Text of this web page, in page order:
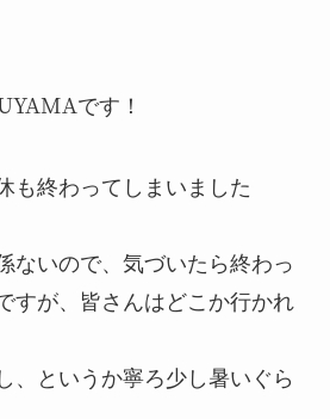
です！
も終わってしまいました
ないので、気づいたら終わっ
すが、皆さんはどこか行かれ
、というか寧ろ少し暑いぐら